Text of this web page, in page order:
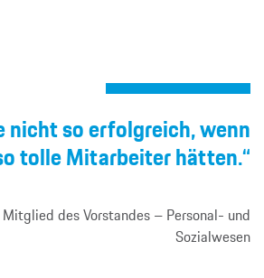
nicht so erfolgreich, wenn
tolle Mitarbeiter hätten.“
des Vorstandes – Personal- und
Sozialwesen